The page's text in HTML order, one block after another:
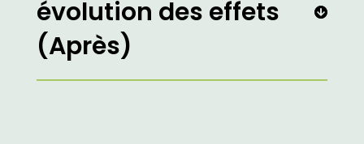
évolution des effets
(Après)